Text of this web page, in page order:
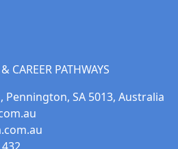
CAREER PATHWAYS
Pennington, SA 5013, Australia